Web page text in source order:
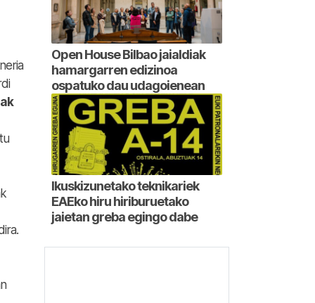
Open House Bilbao jaialdiak
hamargarren edizinoa
ospatuko dau udagoienean
Ikuskizunetako teknikariek
EAEko hiru hiriburuetako
jaietan greba egingo dabe